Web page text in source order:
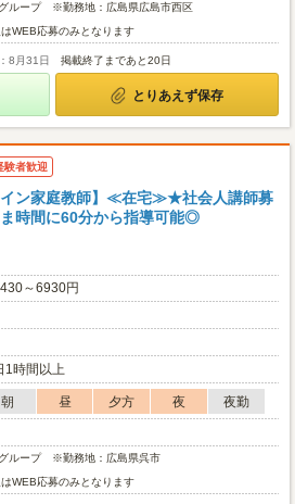
ループ ※勤務地：広島県広島市西区
WEB応募のみとなります
8月31日 掲載終了まであと20日
とりあえず保存
験者歓迎
イン家庭教師】≪在宅≫★社会人講師募
時間に60分から指導可能◎
～6930円
1時間以上
朝 昼 夕方 夜
夜勤
ループ ※勤務地：広島県呉市
WEB応募のみとなります